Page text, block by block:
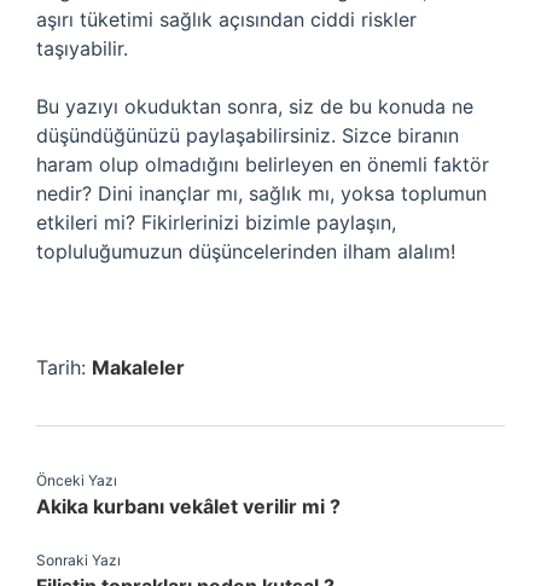
aşırı tüketimi sağlık açısından ciddi riskler
taşıyabilir.
Bu yazıyı okuduktan sonra, siz de bu konuda ne
düşündüğünüzü paylaşabilirsiniz. Sizce biranın
haram olup olmadığını belirleyen en önemli faktör
nedir? Dini inançlar mı, sağlık mı, yoksa toplumun
etkileri mi? Fikirlerinizi bizimle paylaşın,
topluluğumuzun düşüncelerinden ilham alalım!
Tarih: Makaleler
Önceki Yazı
Akika kurbanı vekâlet verilir mi ?
Sonraki Yazı